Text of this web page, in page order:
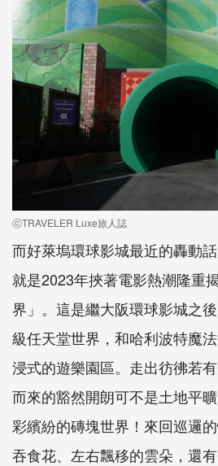
ⓒTRAVELER Luxe旅人誌
而好萊塢環球影城最近的轟動
就是2023年挾著電影熱潮隆重
界」。這是繼大阪環球影城之
級任天堂世界，和哈利波特魔
浸式的遊樂園區。走出彷彿若
而來的豁然開朗可不是土地平
彩繽紛的磚塊世界！來回巡邏
吞食花、左右飄移的雲朵，還